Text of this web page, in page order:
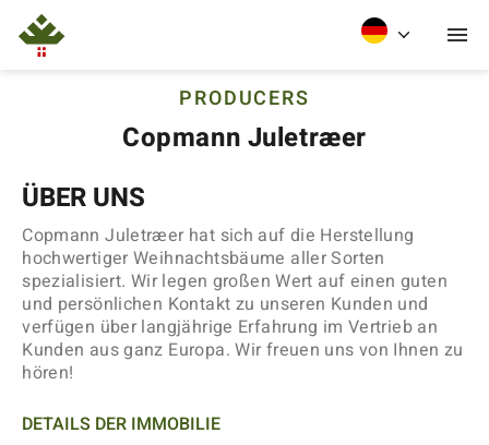
PRODUCERS
Copmann Juletræer
ÜBER UNS
Copmann Juletræer hat sich auf die Herstellung
hochwertiger Weihnachtsbäume aller Sorten
spezialisiert. Wir legen großen Wert auf einen guten
und persönlichen Kontakt zu unseren Kunden und
verfügen über langjährige Erfahrung im Vertrieb an
Kunden aus ganz Europa. Wir freuen uns von Ihnen zu
hören!
DETAILS DER IMMOBILIE